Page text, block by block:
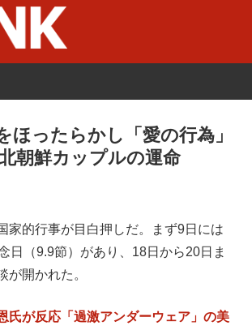
ほったらかし「愛の行為」
朝鮮カップルの運命
家的行事が目白押しだ。まず9日には
日（9.9節）があり、18日から20日ま
が開かれた。
氏が反応「過激アンダーウェア」の美